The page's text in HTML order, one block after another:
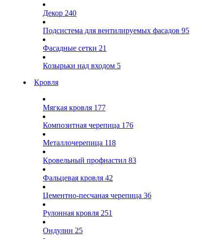
Декор 240
Подсистема для вентилируемых фасадов 95
Фасадные сетки 21
Козырьки над входом 5
Кровля
Мягкая кровля 177
Композитная черепица 176
Металлочерепица 118
Кровельный профнастил 83
Фальцевая кровля 42
Цементно-песчаная черепица 36
Рулонная кровля 251
Ондулин 25